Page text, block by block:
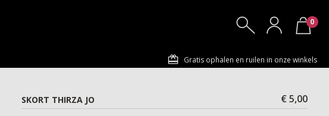
0
Gratis ophalen en ruilen in onze winkels
SKORT THIRZA JO
€ 5,00